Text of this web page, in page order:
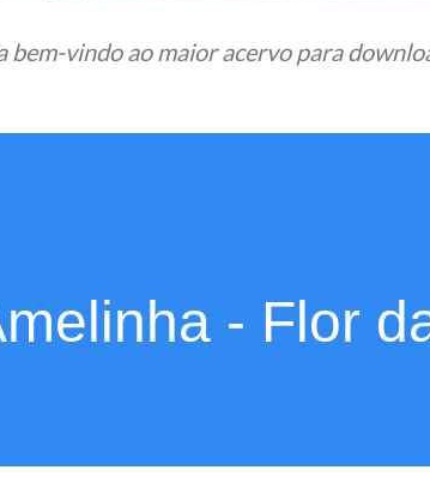
bem-vindo ao maior acervo para
- Flor